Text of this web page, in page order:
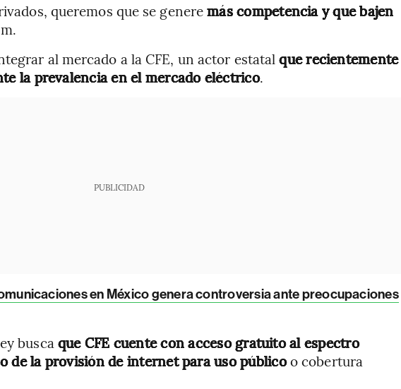
queremos que se generemás competencia y que bajen
al mercado a la CFE, un actor estatalque recientemente
la prevalencia en el mercado eléctrico.
PUBLICIDAD
en México genera controversia ante preocupaciones
busca que CFE cuente con acceso gratuito al espectro
de la provisión de internet para uso públicoo cobertura